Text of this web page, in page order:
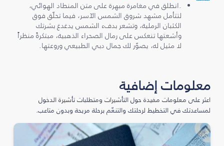
.انطلق في مغامرة مبهرة على متن المنطاد الهوائي،
لتتأمل مشهد شروق الشمس الآسر، فيما تحلّق فوق
الكثبان الرملية، وتشعر بدفء الشمس يدغدغ بشرتك
وأشعتها تنعكس على رمال الصحراء الذهبية، مبتكرةً منظراً
لا مثيل له، يصوّر لك جمال دبي الطبيعي وروعتها.
معلومات إضافية
اعثر على معلومات مفيدة حول التأشيرات ومتطلبات تأشيرة الدخول
لمساعدتك في التخطيط لرحلتك والتنعّم برحلة مريحة وبدون متاعب.